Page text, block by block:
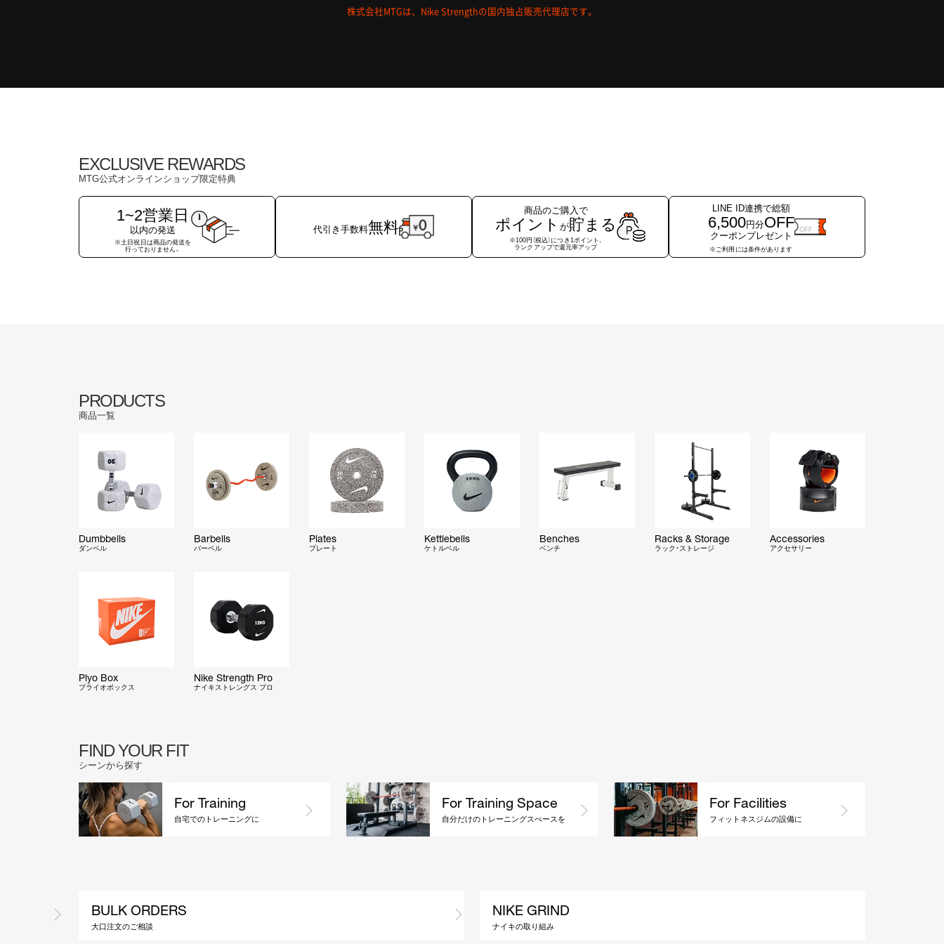
株式会社MTGは、Nike Strengthの国内独占販売代理店です。
EXCLUSIVE REWARDS
MTG公式オンラインショップ限定特典
1~2営業日
以内の発送
※土日祝日は商品の発送を
行っておりません。
代引き手数料無料
商品のご購入で
ポイント が貯まる
※100円（税込）につき1ポイント、
ランクアップで還元率アップ
LINE ID連携で総額
6,500円分OFF
クーポンプレゼント
※ご利用には条件があります
PRODUCTS
商品一覧
Dumbbells
ダンベル
Barbells
バーベル
Plates
プレート
Kettlebells
ケトルベル
Benches
ベンチ
Racks & Storage
ラック・ストレージ
Accessories
アクセサリー
Plyo Box
プライオボックス
Nike Strength Pro
ナイキストレングス プロ
FIND YOUR FIT
シーンから探す
For Training
自宅でのトレーニングに
For Training Space
自分だけのトレーニングスぺースを
For Facilities
フィットネスジムの設備に
BULK ORDERS
大口注文のご相談
NIKE GRIND
ナイキの取り組み